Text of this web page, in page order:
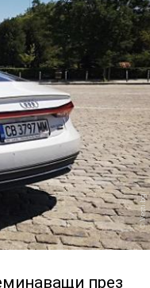
Vesti.bg
през